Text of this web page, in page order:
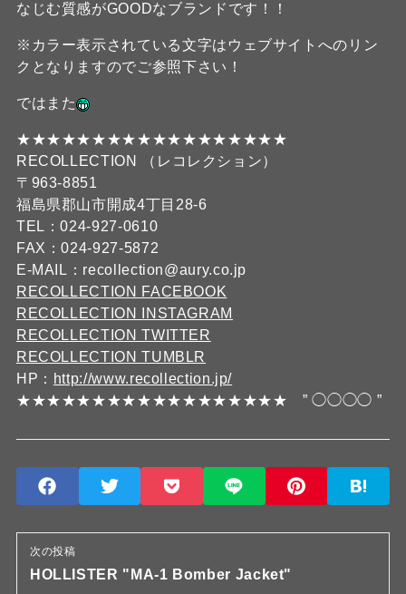
なじむ質感がGOODなブランドです！！
※カラー表示されている文字はウェブサイトへのリン
クとなりますのでご参照下さい！
ではまた
★★★★★★★★★★★★★★★★★★
RECOLLECTION （レコレクション）
〒963-8851
福島県郡山市開成4丁目28-6
TEL：024-927-0610
FAX：024-927-5872
E-MAIL：recollection@aury.co.jp
RECOLLECTION FACEBOOK
RECOLLECTION INSTAGRAM
RECOLLECTION TWITTER
RECOLLECTION TUMBLR
HP： http://www.recollection.jp/
★★★★★★★★★★★★★★★★★★ ” ◯◯◯◯ ”
次の投稿
HOLLISTER "MA-1 Bomber Jacket"